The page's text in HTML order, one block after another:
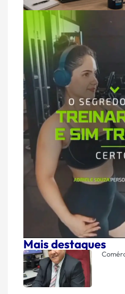
Mais destaques